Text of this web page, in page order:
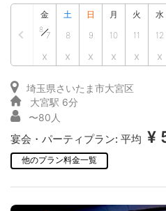
金
8
7
x
土
8
x
日
9
x
月
10
x
火
11
x
水
12
x
埼玉県さいたま市大宮区
大宮駅 6分
〜80人
宴会・パーティプラン: 平均 ¥
他のプラン料金一覧